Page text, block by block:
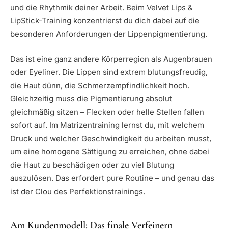
und die Rhythmik deiner Arbeit. Beim Velvet Lips &
LipStick-Training konzentrierst du dich dabei auf die
besonderen Anforderungen der Lippenpigmentierung.
Das ist eine ganz andere Körperregion als Augenbrauen
oder Eyeliner. Die Lippen sind extrem blutungsfreudig,
die Haut dünn, die Schmerzempfindlichkeit hoch.
Gleichzeitig muss die Pigmentierung absolut
gleichmäßig sitzen – Flecken oder helle Stellen fallen
sofort auf. Im Matrizentraining lernst du, mit welchem
Druck und welcher Geschwindigkeit du arbeiten musst,
um eine homogene Sättigung zu erreichen, ohne dabei
die Haut zu beschädigen oder zu viel Blutung
auszulösen. Das erfordert pure Routine – und genau das
ist der Clou des Perfektionstrainings.
Am Kundenmodell: Das finale Verfeinern